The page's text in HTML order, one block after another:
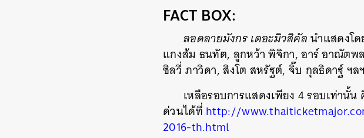
FACT BOX:
ลอดลายมังกร เดอะมิวสิคัลนำแสดงโ
แกงส้ม ธนทัต, ลูกหว้า พิจิกา, อาร์ อาณัต
ซิลวี่ ภาวิดา, สิงโต สหรัฐต์, จิ๊บ กุลธิดาฐ์ ฯ
เหลือรอบการแสดงเพียง 4 รอบเท่านั้
ด่วนได้ที่ http://
2016-th.html